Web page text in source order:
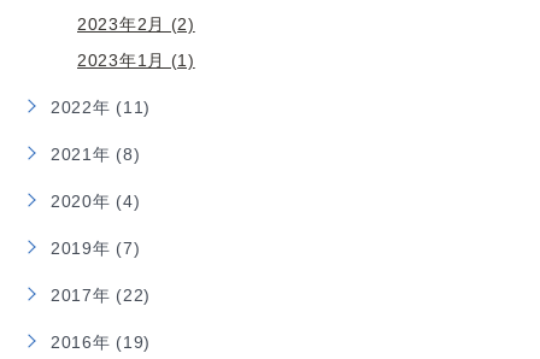
2023年2月 (2)
2023年1月 (1)
2022年 (11)
2021年 (8)
2020年 (4)
2019年 (7)
2017年 (22)
2016年 (19)